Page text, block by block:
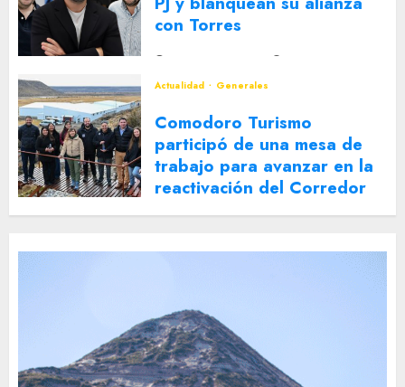
con Torres
Actualidad
Generales
Comodoro Turismo
participó de una mesa de
trabajo para avanzar en la
reactivación del Corredor
Turístico Integrado